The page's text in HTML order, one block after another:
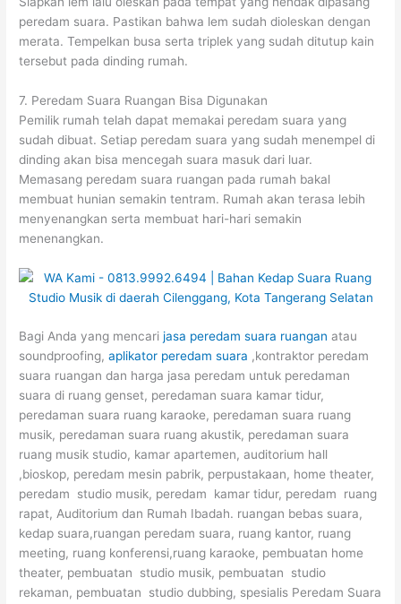
peredam suara. Pastikan bahwa lem sudah dioleskan dengan
merata. Tempelkan busa serta triplek yang sudah ditutup kain
tersebut pada dinding rumah.
7. Peredam Suara Ruangan Bisa Digunakan
Pemilik rumah telah dapat memakai peredam suara yang
sudah dibuat. Setiap peredam suara yang sudah menempel di
dinding akan bisa mencegah suara masuk dari luar.
Memasang peredam suara ruangan pada rumah bakal
membuat hunian semakin tentram. Rumah akan terasa lebih
menyenangkan serta membuat hari-hari semakin
menenangkan.
Bagi Anda yang mencarijasa peredam suara ruangan atau
soundproofing,aplikator peredam suara ,kontraktor peredam
suara ruangan dan harga jasa peredam untuk peredaman
suara di ruang genset, peredaman suara kamar tidur,
peredaman suara ruang karaoke, peredaman suara ruang
musik, peredaman suara ruang akustik, peredaman suara
ruang musik studio, kamar apartemen, auditorium hall
,bioskop, peredam mesin pabrik, perpustakaan, home theater,
peredam studio musik, peredam kamar tidur, peredam ruang
rapat, Auditorium dan Rumah Ibadah. ruangan bebas suara,
kedap suara,ruangan peredam suara, ruang kantor, ruang
meeting, ruang konferensi,ruang karaoke, pembuatan home
theater, pembuatan studio musik, pembuatan studio
rekaman, pembuatan studio dubbing, spesialis Peredam Suara